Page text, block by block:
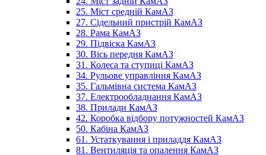
25. Міст средній КамАЗ
27. Сідельний пристрій КамАЗ
28. Рама КамАЗ
29. Підвіска КамАЗ
30. Вісь передня КамАЗ
31. Колеса та ступиці КамАЗ
34. Рульове управління КамАЗ
35. Гальмівна система КамАЗ
37. Електрообладнання КамАЗ
38. Прилади КамАЗ
42. Коробка відбору потужностей КамАЗ
50. Кабіна КамАЗ
61. Устаткування і приладдя КамАЗ
81. Вентиляція та опалення КамАЗ